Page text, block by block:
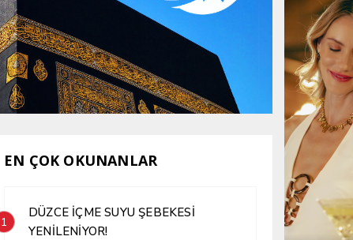
EN ÇOK OKUNANLAR
1
DÜZCE İÇME SUYU ŞEBEKESİ
YENİLENİYOR!